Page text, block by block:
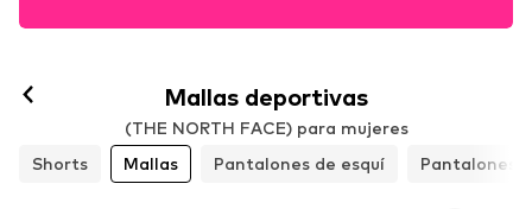
Mallas deportivas
(THE NORTH FACE) para mujeres
Shorts
Mallas Pantalones de esquí Pantalones